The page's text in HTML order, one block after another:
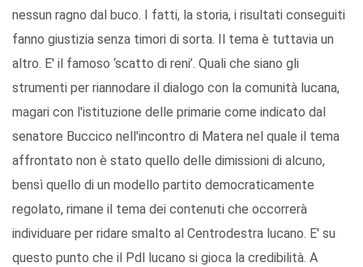
nessun ragno dal buco. I fatti, la storia, i risultati conseguiti
fanno giustizia senza timori di sorta. Il tema è tuttavia un
altro. E' il famoso ‘scatto di reni’. Quali che siano gli
strumenti per riannodare il dialogo con la comunità lucana,
magari con l'istituzione delle primarie come indicato dal
senatore Buccico nell'incontro di Matera nel quale il tema
affrontato non è stato quello delle dimissioni di alcuno,
bensì quello di un modello partito democraticamente
regolato, rimane il tema dei contenuti che occorrerà
individuare per ridare smalto al Centrodestra lucano. E' su
questo punto che il Pdl lucano si gioca la credibilità. A